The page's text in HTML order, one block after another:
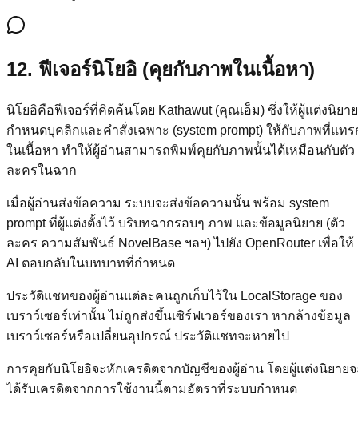
12. ฟีเจอร์นิโยอิ (คุยกับภาพในเนื้อหา)
นิโยอิคือฟีเจอร์ที่คิดค้นโดย Kathawut (คุณเอ็ม) ซึ่งให้ผู้แต่งนิยาย
กำหนดบุคลิกและคำสั่งเฉพาะ (system prompt) ให้กับภาพที่แทร
ในเนื้อหา ทำให้ผู้อ่านสามารถพิมพ์คุยกับภาพนั้นได้เหมือนกับตัว
ละครในฉาก
เมื่อผู้อ่านส่งข้อความ ระบบจะส่งข้อความนั้น พร้อม system
prompt ที่ผู้แต่งตั้งไว้ บริบทฉากรอบๆ ภาพ และข้อมูลนิยาย (ตัว
ละคร ความสัมพันธ์ NovelBase ฯลฯ) ไปยัง OpenRouter เพื่อให้
AI ตอบกลับในบทบาทที่กำหนด
ประวัติแชทของผู้อ่านแต่ละคนถูกเก็บไว้ใน LocalStorage ของ
เบราว์เซอร์เท่านั้น ไม่ถูกส่งขึ้นเซิร์ฟเวอร์ของเรา หากล้างข้อมูล
เบราว์เซอร์หรือเปลี่ยนอุปกรณ์ ประวัติแชทจะหายไป
การคุยกับนิโยอิจะหักเครดิตจากบัญชีของผู้อ่าน โดยผู้แต่งนิยาย
ได้รับเครดิตจากการใช้งานนี้ตามอัตราที่ระบบกำหนด